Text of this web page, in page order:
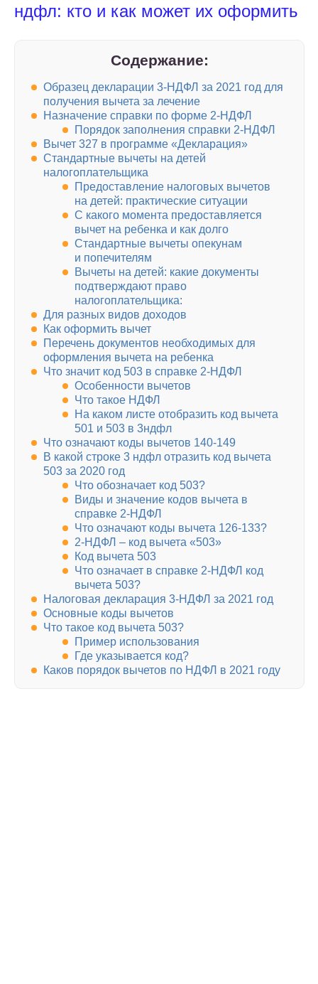
ндфл: кто и как может их оформить
Содержание:
Образец декларации 3-НДФЛ за 2021 год для
получения вычета за лечение
Назначение справки по форме 2-НДФЛ
Порядок заполнения справки 2-НДФЛ
Вычет 327 в программе «Декларация»
Стандартные вычеты на детей
налогоплательщика
Предоставление налоговых вычетов
на детей: практические ситуации
С какого момента предоставляется
вычет на ребенка и как долго
Стандартные вычеты опекунам
и попечителям
Вычеты на детей: какие документы
подтверждают право
налогоплательщика:
Для разных видов доходов
Как оформить вычет
Перечень документов необходимых для
оформления вычета на ребенка
Что значит код 503 в справке 2-НДФЛ
Особенности вычетов
Что такое НДФЛ
На каком листе отобразить код вычета
501 и 503 в 3ндфл
Что означают коды вычетов 140-149
В какой строке 3 ндфл отразить код вычета
503 за 2020 год
Что обозначает код 503?
Виды и значение кодов вычета в
справке 2-НДФЛ
Что означают коды вычета 126-133?
2-НДФЛ – код вычета «503»
Код вычета 503
Что означает в справке 2-НДФЛ код
вычета 503?
Налоговая декларация 3-НДФЛ за 2021 год
Основные коды вычетов
Что такое код вычета 503?
Пример использования
Где указывается код?
Каков порядок вычетов по НДФЛ в 2021 году